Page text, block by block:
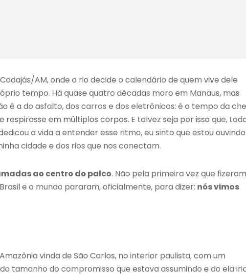
AM, onde o rio decide o calendário de quem vive dele
tempo. Há quase quatro décadas moro em Manaus, mas
é a do asfalto, dos carros e dos eletrônicos: é o tempo da
em múltiplos corpos. E talvez seja por isso que,
a vida a entender esse ritmo, eu sinto que estou ouvindo
cidade e dos rios que nos conectam.
ao centro do palco. Não pela primeira vez que fizeram
e o mundo pararam, oficialmente, para dizer: nós vimos
vinda de São Carlos, no interior paulista, com um
tamanho do compromisso que estava assumindo e do ela